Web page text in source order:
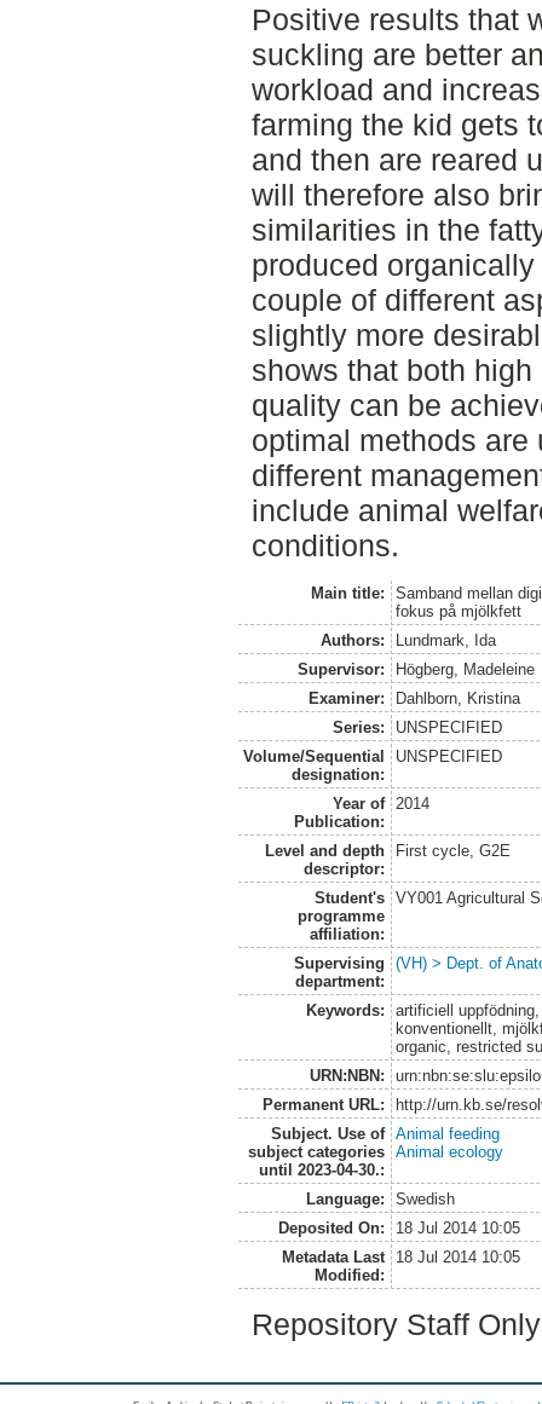
Positive results that
suckling are better
workload and
farming the kid gets
and then are reared
will therefore also
similarities in the
produced
couple of different
slightly more
shows that both
quality can be
optimal methods are
different
include animal
conditions.
Main title:
Samband mellan
fokus på mjölkfett
Authors:
Lundmark, Ida
Supervisor:
Högberg, Madeleine
Examiner:
Dahlborn, Kristina
Series:
UNSPECIFIED
Volume/Sequential
designation:
UNSPECIFIED
Year of
Publication:
2014
Level and depth
descriptor:
First cycle, G2E
Student's
programme
affiliation:
VY001 Agricultural
Supervising
department:
(VH) > Dept. of
Keywords:
artificiell
konventionellt,
organic, restricted
URN:NBN:
Permanent URL:
http://urn.kb.se/
Subject. Use of
subject categories
until 2023-04-30.:
Animal feeding
Animal ecology
Language:
Swedish
Deposited On:
18 Jul 2014 10:05
Metadata Last
Modified:
18 Jul 2014 10:05
Repository Staff